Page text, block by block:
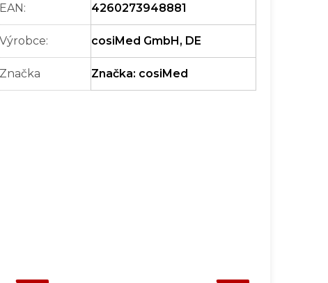
EAN: 4260273948881
Výrobce: cosiMed GmbH, DE
Značka Značka: cosiMed